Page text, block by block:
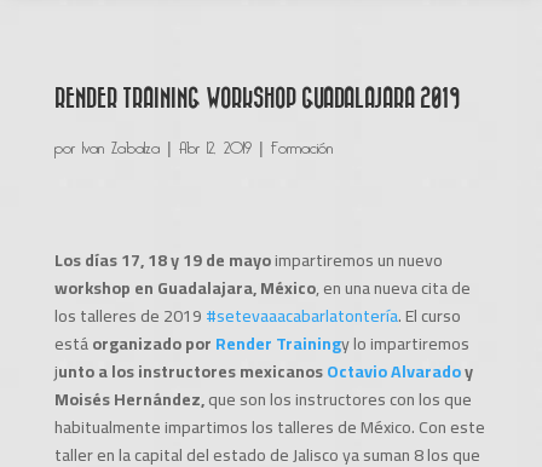
RENDER TRAINING WORKSHOP GUADALAJARA 2019
por Ivan Zabalza| Abr 12, 2019| Formación
Los días 17, 18 y 19 de mayoimpartiremos un nuevo
workshop en Guadalajara, México, en una nueva cita de
los talleres de 2019#setevaaacabarlatontería. El curso
estáorganizado porRender Trainingy lo impartiremos
junto a los instructores mexicanosOctavio Alvaradoy
Moisés Hernández,que son los instructores con los que
habitualmente impartimos los talleres de México. Con este
taller en la capital del estado de Jalisco ya suman 8 los que